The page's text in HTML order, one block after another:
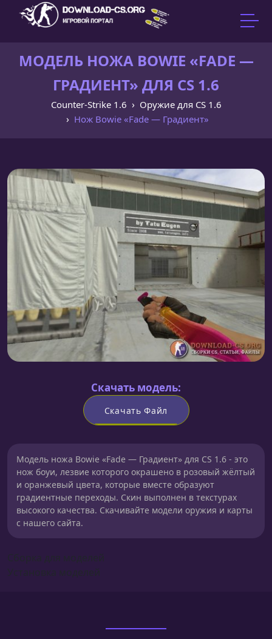
МОДЕЛЬ НОЖА BOWIE «FADE —
ГРАДИЕНТ» ДЛЯ CS 1.6
Counter-Strike 1.6
Оружие для CS 1.6
Нож Bowie «Fade — Градиент»
Скачать модель:
Скачать Файл
Модель ножа Bowie «Fade — Градиент» для CS 1.6 - это
нож боуи, лезвие которого окрашено в розовый жёлтый
и оранжевый цвета, которые вместе образуют
градиентные переходы. Скин выполнен в текстурах
высокого качества. Скачивайте модели оружия и карты
с нашего сайта.